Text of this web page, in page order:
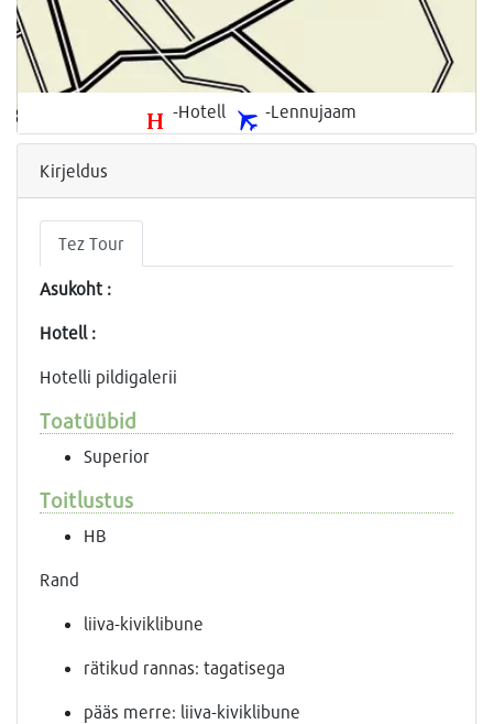
-Hotell -Lennujaam
Kirjeldus
Tez Tour
Asukoht :
Hotell :
Hotelli pildigalerii
Toatüübid
Superior
Toitlustus
HB
Rand
liiva-kiviklibune
rätikud rannas: tagatisega
pääs merre: liiva-kiviklibune